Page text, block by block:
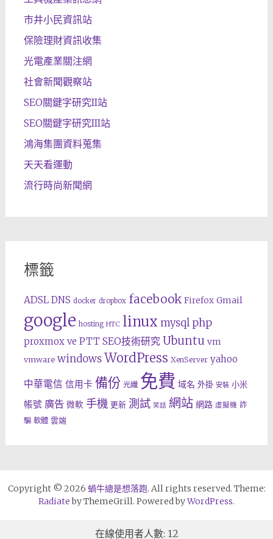
市井小民資訊站
保險理財資訊收集
光電產業關注網
社會新聞觀察站
SEO關鍵字研究II站
SEO關鍵字研究III站
鴻海集團資料蒐集
天天看運動
流行時尚新聞網
標籤
ADSL DNS docker dropbox facebook Firefox Gmail
google hosting HTC linux mysql php
proxmox ve PTT SEO技術研究 Ubuntu vm
vmware windows WordPress XenServer yahoo
中華電信 信用卡 備份 光纖 免費 域名 外掛 安裝 小米
帳號 廣告 微軟 手機 更新 測試 笑話 網站 網路 虛擬機 詐
騙 軟體 雲端
Copyright © 2026 蝸牛總是想落跑. All rights reserved. Theme:
Radiateby ThemeGrill. Powered byWordPress.
在線使用者人數: 12